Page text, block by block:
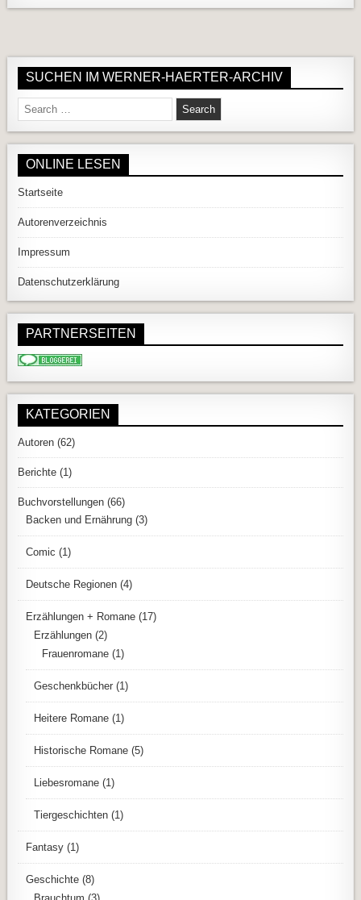
SUCHEN IM WERNER-HAERTER-ARCHIV
Search for:
ONLINE LESEN
Startseite
Autorenverzeichnis
Impressum
Datenschutzerklärung
PARTNERSEITEN
KATEGORIEN
Autoren (62)
Berichte (1)
Buchvorstellungen (66)
Backen und Ernährung (3)
Comic (1)
Deutsche Regionen (4)
Erzählungen + Romane (17)
Erzählungen (2)
Frauenromane (1)
Geschenkbücher (1)
Heitere Romane (1)
Historische Romane (5)
Liebesromane (1)
Tiergeschichten (1)
Fantasy (1)
Geschichte (8)